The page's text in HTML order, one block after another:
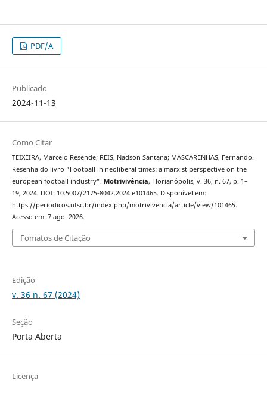
PDF/A
Publicado
2024-11-13
Como Citar
TEIXEIRA, Marcelo Resende; REIS, Nadson Santana; MASCARENHAS, Fernando.
Resenha do livro “Football in neoliberal times: a marxist perspective on the
european football industry”. Motrivivência, Florianópolis, v. 36, n. 67, p. 1–
19, 2024. DOI: 10.5007/2175-8042.2024.e101465. Disponível em:
https://periodicos.ufsc.br/index.php/motrivivencia/article/view/101465.
Acesso em: 7 ago. 2026.
Fomatos de Citação
Edição
v. 36 n. 67 (2024)
Seção
Porta Aberta
Licença